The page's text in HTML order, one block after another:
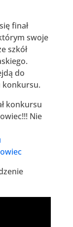
finał
swoje
szkół
do
konkursu.
konkursu
Nie